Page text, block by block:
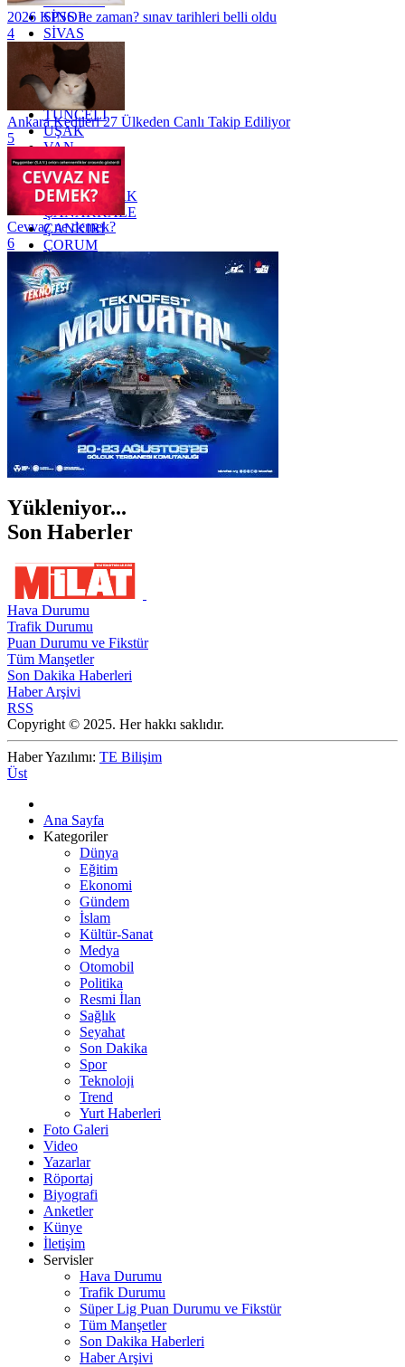
SİNOP
SİVAS
SİİRT
TEKİRDAĞ
TOKAT
TRABZON
TUNCELİ
UŞAK
VAN
YALOVA
YOZGAT
ZONGULDAK
ÇANAKKALE
ÇANKIRI
ÇORUM
İSTANBUL
İZMİR
ŞANLIURFA
ŞIRNAK
2026 KPSS ne zaman? sınav tarihleri belli oldu
4
Ankara Kedileri 27 Ülkeden Canlı Takip Ediliyor
5
Cevvaz ne demek?
6
Yükleniyor...
Son Haberler
Hava Durumu
Trafik Durumu
Puan Durumu ve Fikstür
Tüm Manşetler
Son Dakika Haberleri
Haber Arşivi
RSS
Copyright © 2025. Her hakkı saklıdır.
Haber Yazılımı: TE Bilişim
Üst
Ana Sayfa
Kategoriler
Dünya
Eğitim
Ekonomi
Gündem
İslam
Kültür-Sanat
Medya
Otomobil
Politika
Resmi İlan
Sağlık
Seyahat
Son Dakika
Spor
Teknoloji
Trend
Yurt Haberleri
Foto Galeri
Video
Yazarlar
Röportaj
Biyografi
Anketler
Künye
İletişim
Servisler
Hava Durumu
Trafik Durumu
Süper Lig Puan Durumu ve Fikstür
Tüm Manşetler
Son Dakika Haberleri
Haber Arşivi